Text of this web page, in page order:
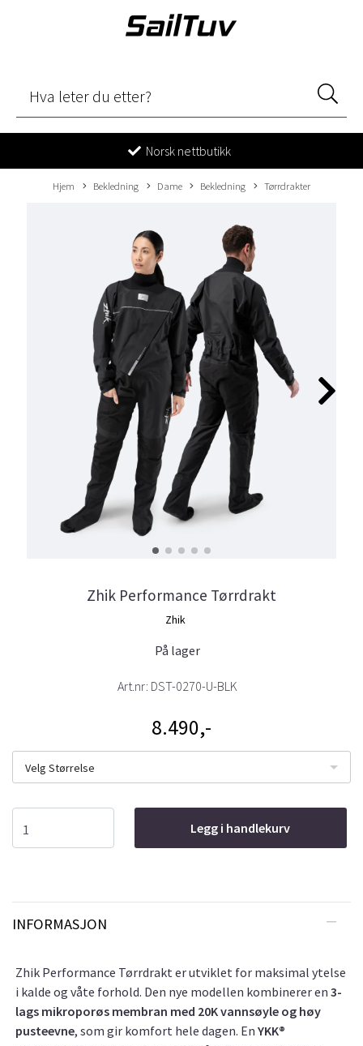
Norsk nettbutikk
Hjem Bekledning Dame Bekledning Tørrdrakter
Zhik Performance Tørrdrakt
Zhik
På lager
Art.nr: DST-0270-U-BLK
8.490,-
Velg Størrelse
Legg i handlekurv
INFORMASJON
Zhik Performance Tørrdrakt er utviklet for maksimal ytelse
i kalde og våte forhold. Den nye modellen kombinerer en 3-
lags mikroporøs membran med 20K vannsøyle og høy
pusteevne, som gir komfort hele dagen. En YKK®